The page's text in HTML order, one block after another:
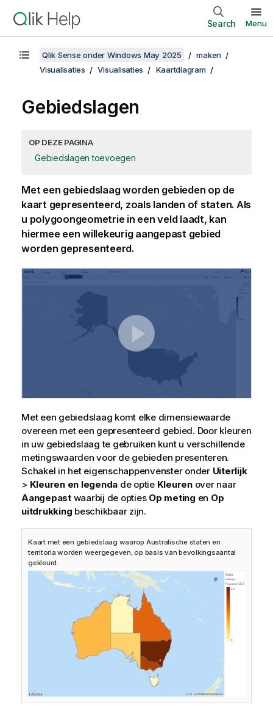
Search Menu
Qlik Sense onder Windows May 2025
maken
Visualisaties
Visualisaties Kaartdiagram
Gebiedslagen
OP DEZE PAGINA
Gebiedslagen toevoegen
Met een gebiedslaag worden gebieden op de
kaart gepresenteerd, zoals landen of staten. Als
u polygoongeometrie in een veld laadt, kan
hiermee een willekeurig aangepast gebied
worden gepresenteerd.
Met een gebiedslaag komt elke dimensiewaarde
overeen met een gepresenteerd gebied. Door kleuren
in uw gebiedslaag te gebruiken kunt u verschillende
metingswaarden voor de gebieden presenteren.
Schakel in het eigenschappenvenster onder Uiterlijk
> Kleuren en legenda de optie Kleurenover naar
Aangepastwaarbij de opties Op meting en Op
uitdrukking beschikbaar zijn.
Kaart met een gebiedslaag waarop Australische staten en
territoria worden weergegeven, op basis van bevolkingsaantal
gekleurd.